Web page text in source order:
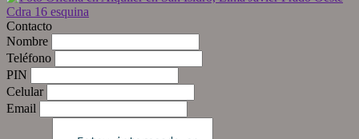
Contacto
Nombre
Teléfono
PIN
Celular
Email